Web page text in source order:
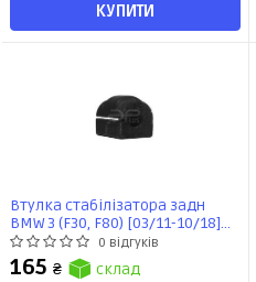
КУПИТИ
Втулка стабілізатора задн
BMW 3 (F30, F80) [03/11-10/18]
(26770AP) APPLUS
0 відгуків
165 ₴ склад